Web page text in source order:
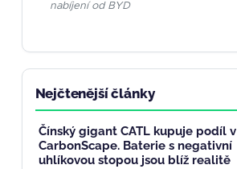
nabíjení od BYD
Nejčtenější články
Čínský gigant CATL kupuje podíl v
CarbonScape. Baterie s negativní
uhlíkovou stopou jsou blíž realitě